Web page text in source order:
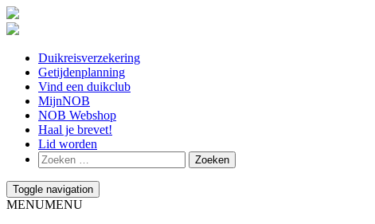
Duikreisverzekering
Getijdenplanning
Vind een duikclub
MijnNOB
NOB Webshop
Haal je brevet!
Lid worden
Toggle navigation
MENUMENU